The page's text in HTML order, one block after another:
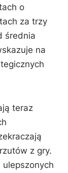
o
za trzy
średnia
na
teraz
z gry.